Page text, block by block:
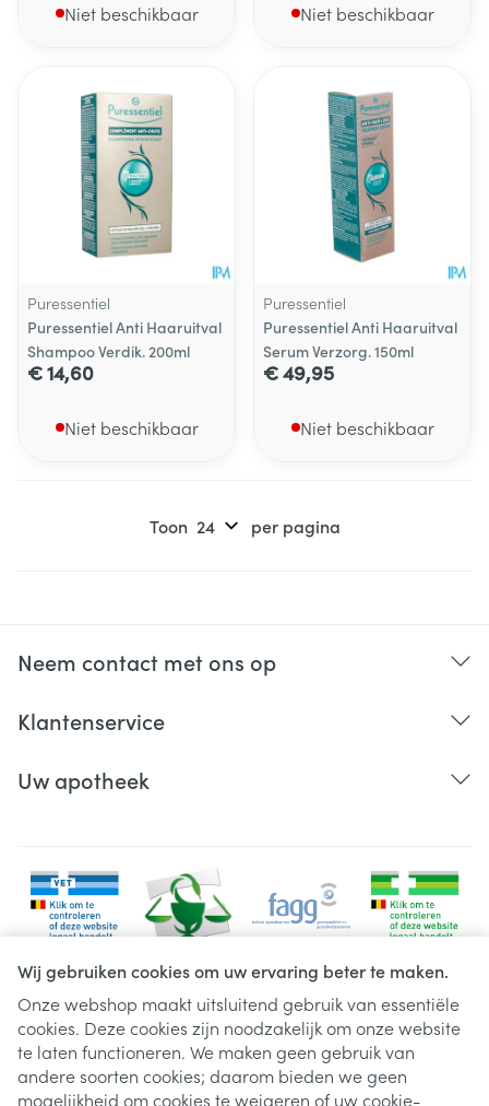
Wij gebruiken cookies om uw ervaring beter te maken.
Onze webshop maakt uitsluitend gebruik van essentiële
cookies. Deze cookies zijn noodzakelijk om onze website
te laten functioneren. We maken geen gebruik van
andere soorten cookies; daarom bieden we geen
mogelijkheid om cookies te weigeren of uw cookie-
Niet beschikbaar Niet beschikbaar
Puressentiel
Puressentiel Anti Haaruitval
Shampoo Verdik. 200ml
€ 14,60
Niet beschikbaar
Puressentiel
Puressentiel Anti Haaruitval
Serum Verzorg. 150ml
€ 49,95
Niet beschikbaar
Toon per pagina
Neem contact met ons op
Klantenservice
Uw apotheek
Juridische links